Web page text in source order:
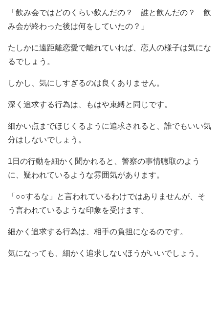
「飲み会ではどのくらい飲んだの？ 誰と飲んだの？ 飲
み会が終わった後は何をしていたの？」
たしかに遠距離恋愛で離れていれば、恋人の様子は気にな
るでしょう。
しかし、気にしすぎるのは良くありません。
深く追求する行為は、もはや束縛と同じです。
細かい点までほじくるように追求されると、誰でもいい気
分はしないでしょう。
1日の行動を細かく聞かれると、警察の事情聴取のよう
に、疑われているような雰囲気があります。
「○○するな」と言われているわけではありませんが、そ
う言われているような印象を受けます。
細かく追求する行為は、相手の負担になるのです。
気になっても、細かく追求しないほうがいいでしょう。